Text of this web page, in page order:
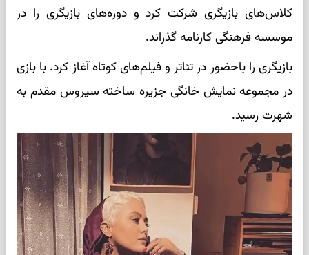
کلاس‌های بازیگری شرکت کرد و دوره‌های بازیگری را در
موسسه فرهنگی کارنامه گذراند.
بازیگری را باحضور در تئاتر و فیلم‌های کوتاه آغاز کرد. با بازی
در مجموعه نمایش خانگی جزیره ساخته سیروس مقدم به
شهرت رسید.